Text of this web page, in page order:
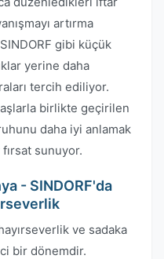
artırma
gibi küçük
yerine daha
tercih ediliyor.
birlikte geçirilen
daha iyi anlamak
sunuyor.
- SINDORF'da
ve sadaka
bir dönemdir.